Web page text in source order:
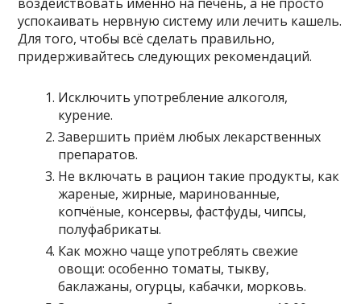
успокаивать нервную систему или лечить кашель.
Для того, чтобы всё сделать правильно,
придерживайтесь следующих рекомендаций.
Исключить употребление алкоголя,
курение.
Завершить приём любых лекарственных
препаратов.
Не включать в рацион такие продукты, как
жареные, жирные, маринованные,
копчёные, консервы, фастфуды, чипсы,
полуфабрикаты.
Как можно чаще употреблять свежие
овощи: особенно томаты, тыкву,
баклажаны, огурцы, кабачки, морковь.